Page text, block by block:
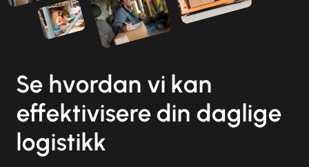
Se hvordan vi kan
effektivisere din daglige
logistikk